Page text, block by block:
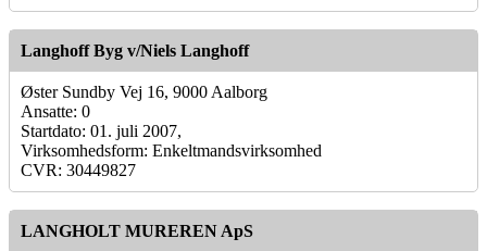
Langhoff Byg v/Niels Langhoff
Øster Sundby Vej 16, 9000 Aalborg
Ansatte: 0
Startdato: 01. juli 2007,
Virksomhedsform: Enkeltmandsvirksomhed
CVR: 30449827
LANGHOLT MUREREN ApS